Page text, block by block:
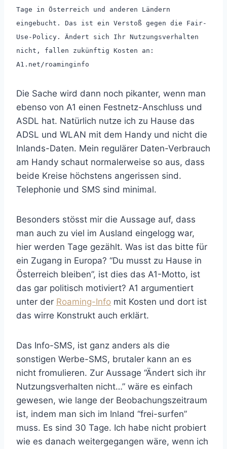
Tage in Österreich und anderen Ländern
eingebucht. Das ist ein Verstoß gegen die Fair-
Use-Policy. Ändert sich Ihr Nutzungsverhalten
nicht, fallen zukünftig Kosten an:
A1.net/roaminginfo
Die Sache wird dann noch pikanter, wenn man
ebenso von A1 einen Festnetz-Anschluss und
ASDL hat. Natürlich nutze ich zu Hause das
ADSL und WLAN mit dem Handy und nicht die
Inlands-Daten. Mein regulärer Daten-Verbrauch
am Handy schaut normalerweise so aus, dass
beide Kreise höchstens angerissen sind.
Telephonie und SMS sind minimal.
Besonders stösst mir die Aussage auf, dass
man auch zu viel im Ausland eingelogg war,
hier werden Tage gezählt. Was ist das bitte für
ein Zugang in Europa? “Du musst zu Hause in
Österreich bleiben”, ist dies das A1-Motto, ist
das gar politisch motiviert? A1 argumentiert
unter der Roaming-Info mit Kosten und dort ist
das wirre Konstrukt auch erklärt.
Das Info-SMS, ist ganz anders als die
sonstigen Werbe-SMS, brutaler kann an es
nicht fromulieren. Zur Aussage “Ändert sich ihr
Nutzungsverhalten nicht…” wäre es einfach
gewesen, wie lange der Beobachungszeitraum
ist, indem man sich im Inland “frei-surfen”
muss. Es sind 30 Tage. Ich habe nicht probiert
wie es danach weitergegangen wäre, wenn ich